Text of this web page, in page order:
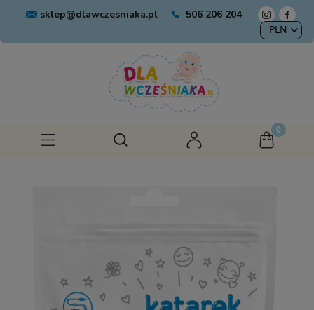
sklep@dlawczesniaka.pl 506 206 204